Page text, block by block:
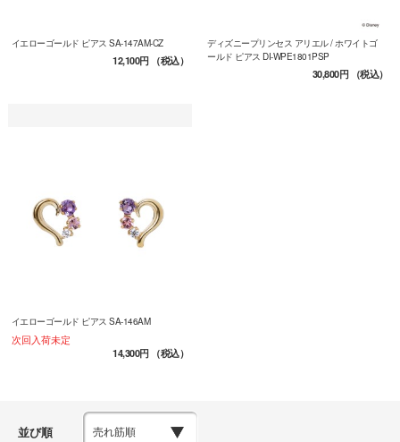
イエローゴールド ピアス SA-147AM-CZ
12,100円（税込）
ディズニープリンセス アリエル / ホワイトゴ
ールド ピアス DI-WPE1801PSP
30,800円（税込）
イエローゴールド ピアス SA-146AM
次回入荷未定
14,300円（税込）
並び順